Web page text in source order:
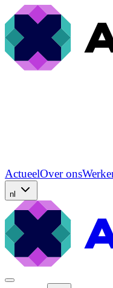
ActueelOver ons
nl